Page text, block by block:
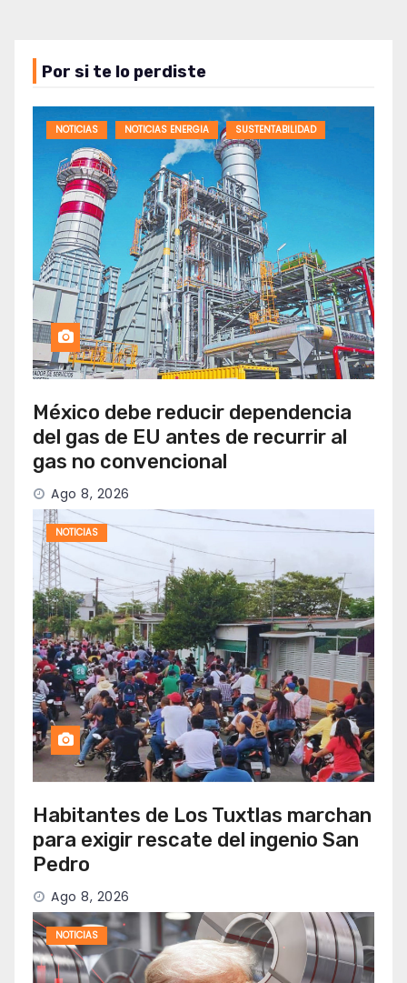
Por si te lo perdiste
NOTICIAS NOTICIAS ENERGIA SUSTENTABILIDAD
México debe reducir dependencia
del gas de EU antes de recurrir al
gas no convencional
Ago 8, 2026
NOTICIAS
Habitantes de Los Tuxtlas marchan
para exigir rescate del ingenio San
Pedro
Ago 8, 2026
NOTICIAS